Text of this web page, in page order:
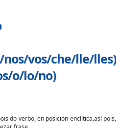
che/lle/lles)
o/lo/no)
do verbo, en posición enclítica,así pois,